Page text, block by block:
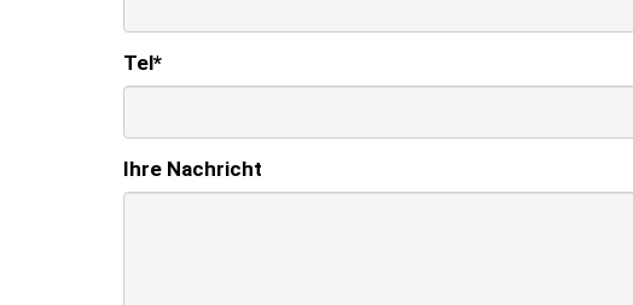
Tel*
Ihre Nachricht